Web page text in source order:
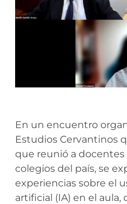
En un encuentro
Estudios Cervantinos
que reunió a
colegios del país, se
experiencias sobre el
artificial (IA) en el